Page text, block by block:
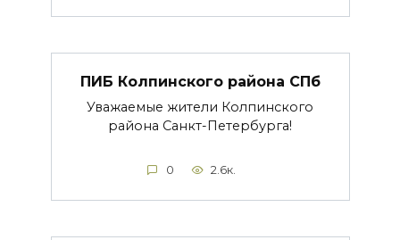
ПИБ Колпинского района СПб
Уважаемые жители Колпинского
района Санкт-Петербурга!
0 2.6к.